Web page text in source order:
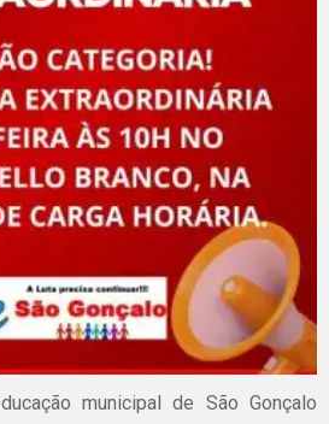
municipal de São Gonçalo